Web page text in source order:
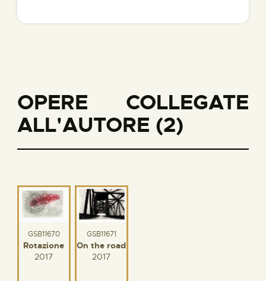
OPERE COLLEGATE
ALL'AUTORE (2)
GSB11670
Rotazione
2017
GSB11671
On the road
2017